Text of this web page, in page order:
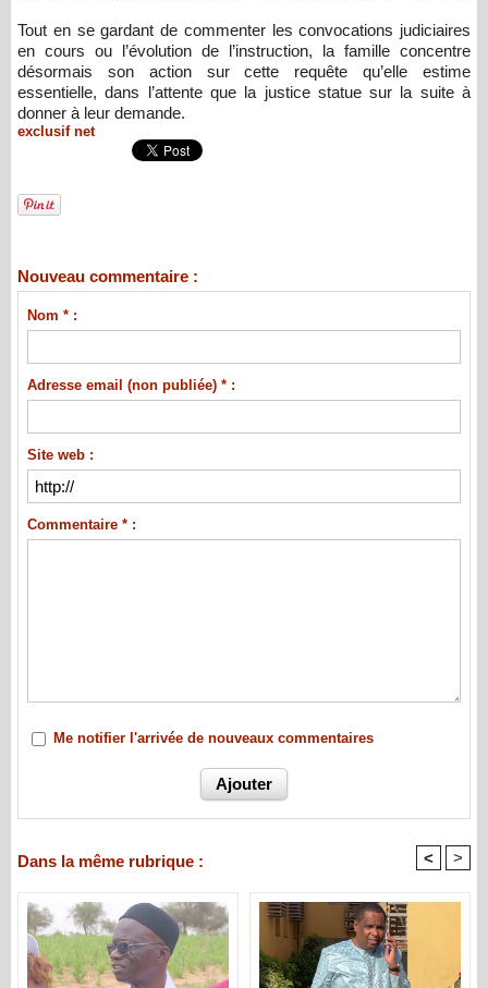
Tout en se gardant de commenter les convocations judiciaires
en cours ou l’évolution de l’instruction, la famille concentre
désormais son action sur cette requête qu’elle estime
essentielle, dans l’attente que la justice statue sur la suite à
donner à leur demande.
exclusif net
Nouveau commentaire :
Nom * :
Adresse email (non publiée) * :
Site web :
Commentaire * :
Me notifier l'arrivée de nouveaux commentaires
Dans la même rubrique : < >